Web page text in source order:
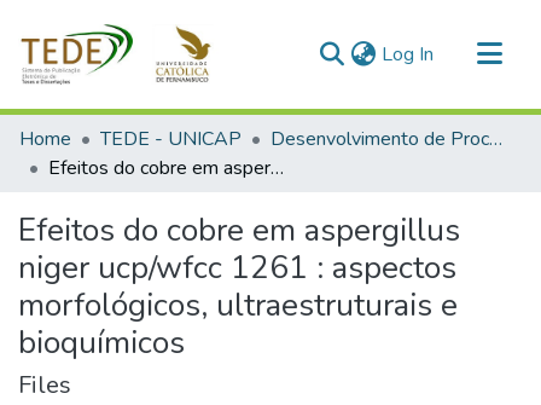
Log In (current)
Communities & Collections
All of DSpace
Home TEDE - UNICAP
Desenvolvimento de Processos Ambientais
Efeitos do cobre em aspergillus niger ucp/wfcc 1261 : aspectos morfológicos, ultraestruturais e bioquímicos
Efeitos do cobre em aspergillus
niger ucp/wfcc 1261 : aspectos
morfológicos, ultraestruturais e
bioquímicos
Files